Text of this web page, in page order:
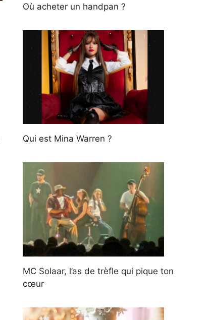
Où acheter un handpan ?
Qui est Mina Warren ?
MC Solaar, l’as de trèfle qui pique ton
cœur